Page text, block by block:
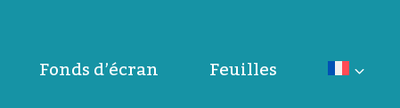
Fonds d’écran Feuilles